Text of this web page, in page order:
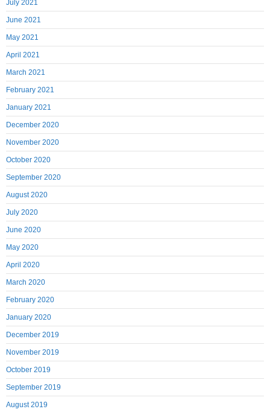
July 2021
June 2021
May 2021
April 2021
March 2021
February 2021
January 2021
December 2020
November 2020
October 2020
September 2020
August 2020
July 2020
June 2020
May 2020
April 2020
March 2020
February 2020
January 2020
December 2019
November 2019
October 2019
September 2019
August 2019